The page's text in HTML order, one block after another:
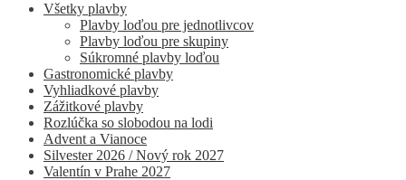
Všetky plavby
Plavby loďou pre jednotlivcov
Plavby loďou pre skupiny
Súkromné ​​plavby loďou
Gastronomické plavby
Vyhliadkové plavby
Zážitkové plavby
Rozlúčka so slobodou na lodi
Advent a Vianoce
Silvester 2026 / Nový rok 2027
Valentín v Prahe 2027